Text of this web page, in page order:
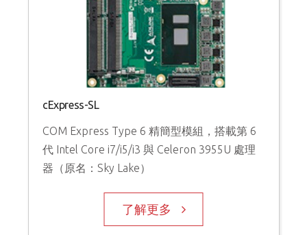
cExpress-SL
COM Express Type 6 精簡型模組，搭載第 6
代 Intel Core i7/i5/i3 與 Celeron 3955U 處理
器（原名：Sky Lake）
了解更多